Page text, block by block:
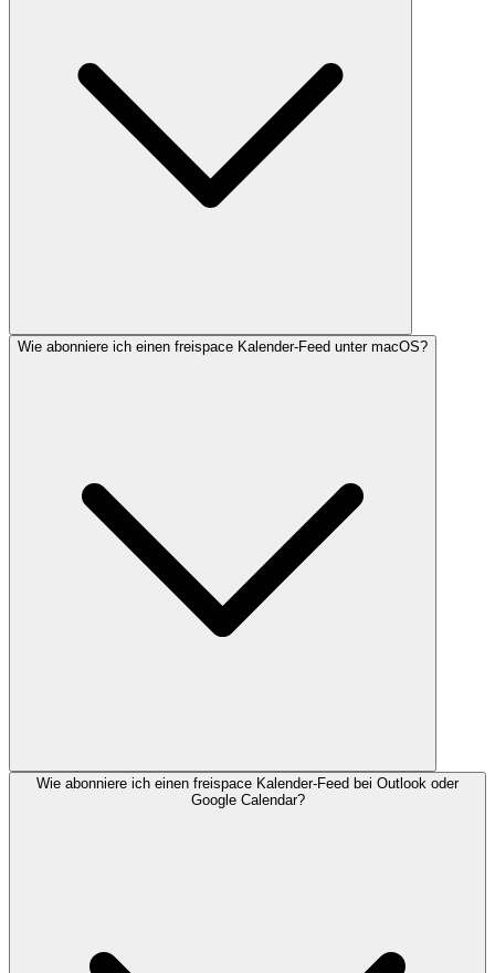
Wie abonniere ich einen freispace Kalender-Feed unter macOS?
Wie abonniere ich einen freispace Kalender-Feed bei Outlook oder
Google Calendar?